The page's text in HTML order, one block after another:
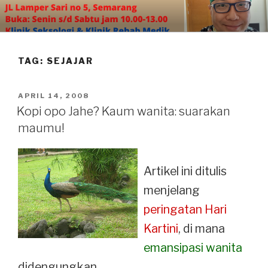
Skip
to
content
TAG: SEJAJAR
POSTED
ON
APRIL 14, 2008
Kopi opo Jahe? Kaum wanita: suarakan
maumu!
Artikel ini ditulis
menjelang
peringatan Hari
Kartini, di mana
emansipasi wanita